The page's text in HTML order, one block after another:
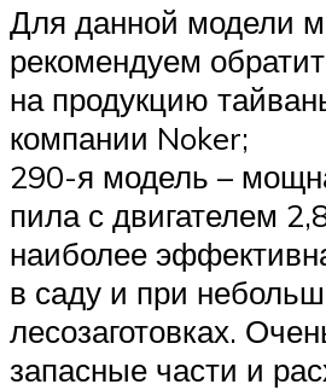
Для данной модели
рекомендуем
на продукцию
компании Noker;
290-я модель –
пила с двигателем
наиболее
в саду и при
лесозаготовках.
запасные части и